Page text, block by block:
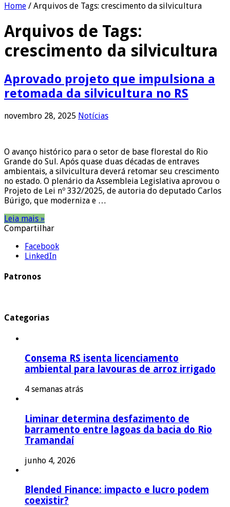
Home / Arquivos de Tags: crescimento da silvicultura
Arquivos de Tags:
crescimento da silvicultura
Aprovado projeto que impulsiona a
retomada da silvicultura no RS
novembro 28, 2025 Notícias
O avanço histórico para o setor de base florestal do Rio
Grande do Sul. Após quase duas décadas de entraves
ambientais, a silvicultura deverá retomar seu crescimento
no estado. O plenário da Assembleia Legislativa aprovou o
Projeto de Lei nº 332/2025, de autoria do deputado Carlos
Búrigo, que moderniza e …
Leia mais »
Compartilhar
Facebook
LinkedIn
Patronos
Categorias
Consema RS isenta licenciamento
ambiental para lavouras de arroz irrigado
4 semanas atrás
Liminar determina desfazimento de
barramento entre lagoas da bacia do Rio
Tramandaí
junho 4, 2026
Blended Finance: impacto e lucro podem
coexistir?